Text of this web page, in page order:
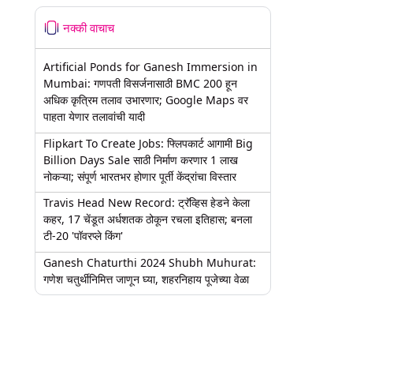
नक्की वाचाच
Artificial Ponds for Ganesh Immersion in
Mumbai: गणपती विसर्जनासाठी BMC 200 हून
अधिक कृत्रिम तलाव उभारणार; Google Maps वर
पाहता येणार तलावांची यादी
Flipkart To Create Jobs: फ्लिपकार्ट आगामी Big
Billion Days Sale साठी निर्माण करणार 1 लाख
नोकऱ्या; संपूर्ण भारतभर होणार पूर्ती केंद्रांचा विस्तार
Travis Head New Record: ट्रॅव्हिस हेडने केला
कहर, 17 चेंडूत अर्धशतक ठोकून रचला इतिहास; बनला
टी-20 'पॉवरप्ले किंग'
Ganesh Chaturthi 2024 Shubh Muhurat:
गणेश चतुर्थीनिमित्त जाणून घ्या, शहरनिहाय पूजेच्या वेळा